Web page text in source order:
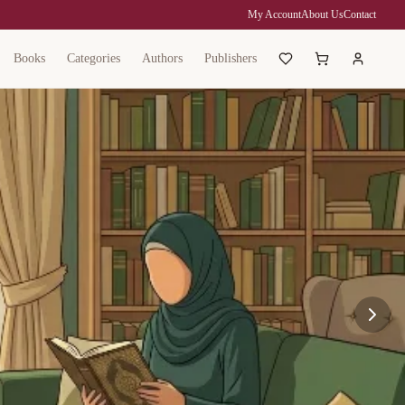
My AccountAbout UsContact
Books Categories Authors Publishers